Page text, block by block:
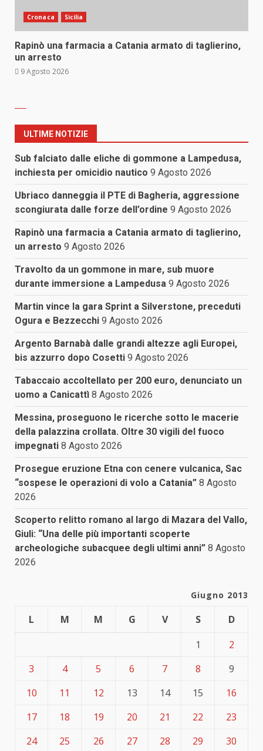
Cronaca Sicilia
Rapinò una farmacia a Catania armato di taglierino,
un arresto
9 Agosto 2026
ULTIME NOTIZIE
Sub falciato dalle eliche di gommone a Lampedusa,
inchiesta per omicidio nautico 9 Agosto 2026
Ubriaco danneggia il PTE di Bagheria, aggressione
scongiurata dalle forze dell’ordine 9 Agosto 2026
Rapinò una farmacia a Catania armato di taglierino,
un arresto 9 Agosto 2026
Travolto da un gommone in mare, sub muore
durante immersione a Lampedusa 9 Agosto 2026
Martin vince la gara Sprint a Silverstone, preceduti
Ogura e Bezzecchi 9 Agosto 2026
Argento Barnabà dalle grandi altezze agli Europei,
bis azzurro dopo Cosetti 9 Agosto 2026
Tabaccaio accoltellato per 200 euro, denunciato un
uomo a Canicattì 8 Agosto 2026
Messina, proseguono le ricerche sotto le macerie
della palazzina crollata. Oltre 30 vigili del fuoco
impegnati 8 Agosto 2026
Prosegue eruzione Etna con cenere vulcanica, Sac
“sospese le operazioni di volo a Catania” 8 Agosto
2026
Scoperto relitto romano al largo di Mazara del Vallo,
Giuli: “Una delle più importanti scoperte
archeologiche subacquee degli ultimi anni” 8 Agosto
2026
Giugno 2013
L M M G V S
D
1
2
3
4 5 6 7 8
9
10
11 12 13 14 15
16
17
18 19 20 21 22
23
24
25 26 27 28 29 30